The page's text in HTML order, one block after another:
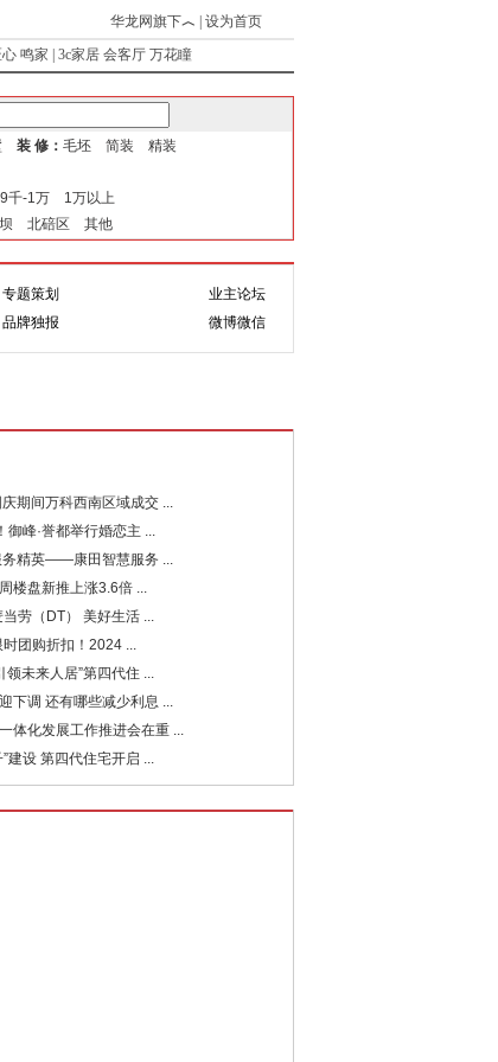
华龙网旗下︿
设为首页
心 鸣家 3c家居 会客厅 万花瞳
装 修： 毛坯 简装 精装
-1万 1万以上
北碚区 其他
专题策划
品牌独报
业主论坛
微博微信
期间万科西南区域成交 ...
御峰·誉都举行婚恋主 ...
务精英——康田智慧服务 ...
楼盘新推上涨3.6倍 ...
当劳（DT） 美好生活 ...
时团购折扣！2024 ...
领未来人居”第四代住 ...
下调 还有哪些减少利息 ...
体化发展工作推进会在重 ...
”建设 第四代住宅开启 ...